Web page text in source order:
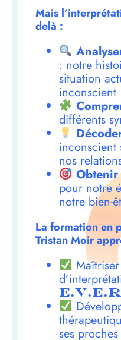
Mais
delà :
: notre
situation
inconscient
différents
inconscient
nos
Obtenir
pour notre
notre bien-
La formation en
Tristan Moir
E.V.E.R
ses